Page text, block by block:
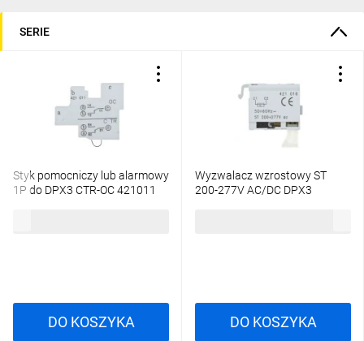
SERIE
Styk pomocniczy lub alarmowy
1P do DPX3 CTR-OC 421011
DO KOSZYKA
Wyzwalacz wzrostowy ST
200-277V AC/DC DPX3
DO KOSZYKA